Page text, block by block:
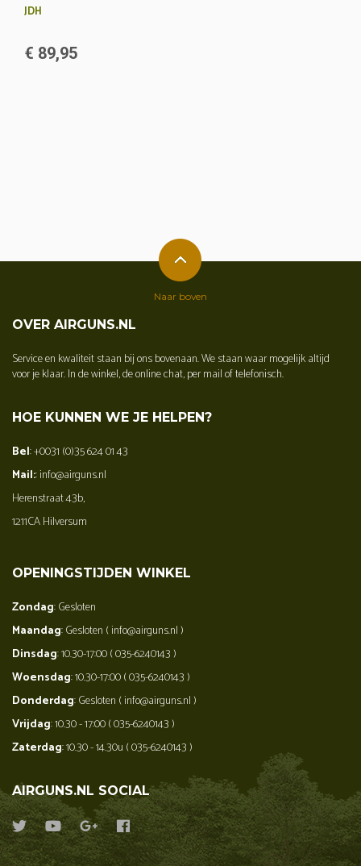
JDH
€ 89,95
OVER AIRGUNS.NL
Service en kwaliteit staan bij ons bovenaan. We staan waar mogelijk altijd
voor je klaar. In de winkel, de online chat, per mail of telefonisch.
HOE KUNNEN WE JE HELPEN?
Bel: +0031 (0)35 624 01 43
Mail:: info@airguns.nl
Herenstraat 43b,
1211CA Hilversum
OPENINGSTIJDEN WINKEL
Zondag: Gesloten
Maandag: Gesloten ( info@airguns.nl )
Dinsdag: 10.30-17:00 ( 035-6240143 )
Woensdag: 10.30-17:00 ( 035-6240143 )
Donderdag: Gesloten ( info@airguns.nl )
Vrijdag: 10.30 - 17:00 ( 035-6240143 )
Zaterdag: 10.30 - 14.30u ( 035-6240143 )
AIRGUNS.NL SOCIAL
Naar boven